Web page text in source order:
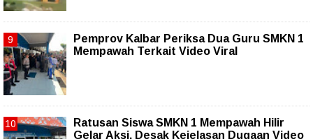
Pemprov Kalbar Periksa Dua Guru SMKN 1
Mempawah Terkait Video Viral
Ratusan Siswa SMKN 1 Mempawah Hilir
Gelar Aksi, Desak Kejelasan Dugaan Video